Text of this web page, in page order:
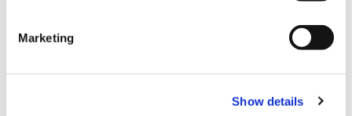
Marketing
Show details